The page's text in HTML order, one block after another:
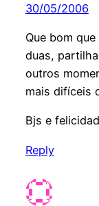
30/05/2006
Que bom
duas,
outros
mais difíceis
Bjs e
Reply